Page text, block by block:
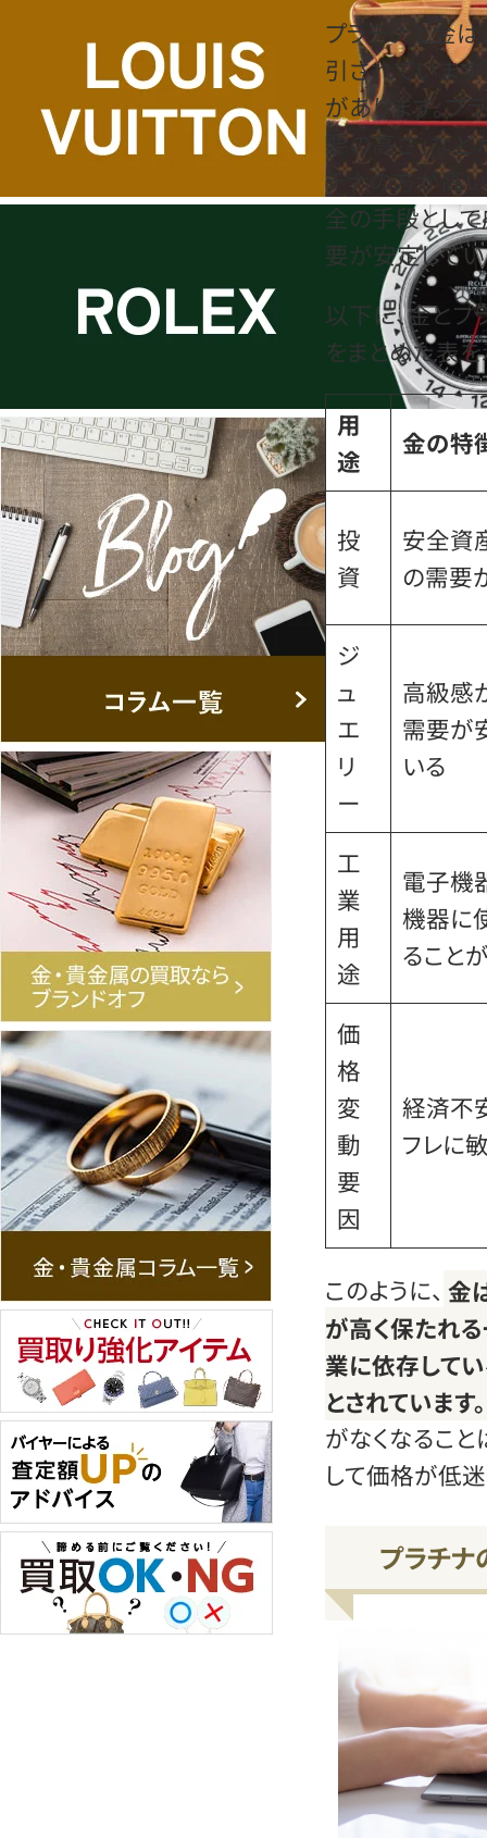
プラチナと金は
引されていま
があります。プ
要の高さ」な
チナの方が高
全の手段とし
要が安定してい
以下に、金と
をまとめた表を
用
途
金の特
投
資
安全資
の需要
ジ
ュ
エ
リ
ー
高級感
需要が
いる
工
業
用
途
電子機
機器に
ること
価
格
変
動
要
因
経済不
フレに
このように、 金
が高く保たれ
業に依存して
とされています。
がなくなること
して価格が低
プラチ